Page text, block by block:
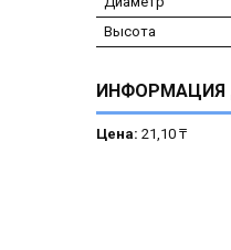
Высота
ИНФОРМАЦИЯ
Цена: 21,10 ₸